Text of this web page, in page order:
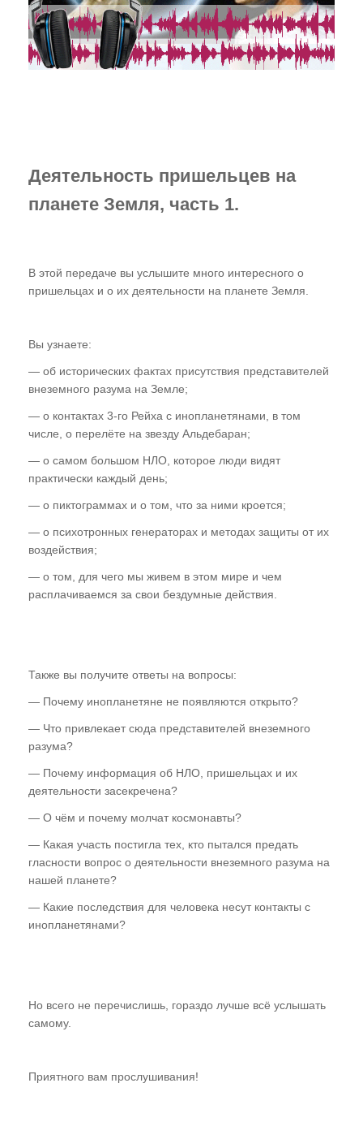
Случаи из практики
Нам пишут!
Новости Планеты ( ссылки )
Газета "ПК"
Видео-записи НИЦ "ЭНИО"
Виктор Рогожкин. Коротко о важном
Запрещённые видео НИЦ "ЭНИО"
Советские учебники
Купить
Деятельность пришельцев на
планете Земля, часть 1.
В этой передаче вы услышите много интересного о
пришельцах и о их деятельности на планете Земля.
Вы узнаете:
— об исторических фактах присутствия представителей
внеземного разума на Земле;
— о контактах 3-го Рейха с инопланетянами, в том
числе, о перелёте на звезду Альдебаран;
— о самом большом НЛО, которое люди видят
практически каждый день;
— о пиктограммах и о том, что за ними кроется;
— о психотронных генераторах и методах защиты от их
воздействия;
— о том, для чего мы живем в этом мире и чем
расплачиваемся за свои бездумные действия.
Также вы получите ответы на вопросы:
— Почему инопланетяне не появляются открыто?
— Что привлекает сюда представителей внеземного
разума?
— Почему информация об НЛО, пришельцах и их
деятельности засекречена?
— О чём и почему молчат космонавты?
— Какая участь постигла тех, кто пытался предать
гласности вопрос о деятельности внеземного разума на
нашей планете?
— Какие последствия для человека несут контакты с
инопланетянами?
Но всего не перечислишь, гораздо лучше всё услышать
самому.
Приятного вам прослушивания!